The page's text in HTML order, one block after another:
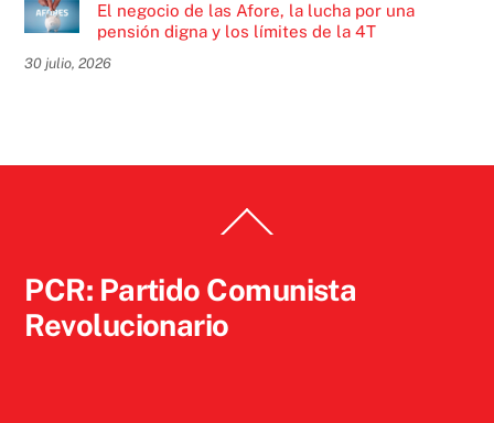
El negocio de las Afore, la lucha por una
pensión digna y los límites de la 4T
30 julio, 2026
To
PCR: Partido Comunista
Revolucionario